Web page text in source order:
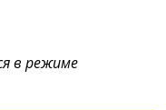
в режиме